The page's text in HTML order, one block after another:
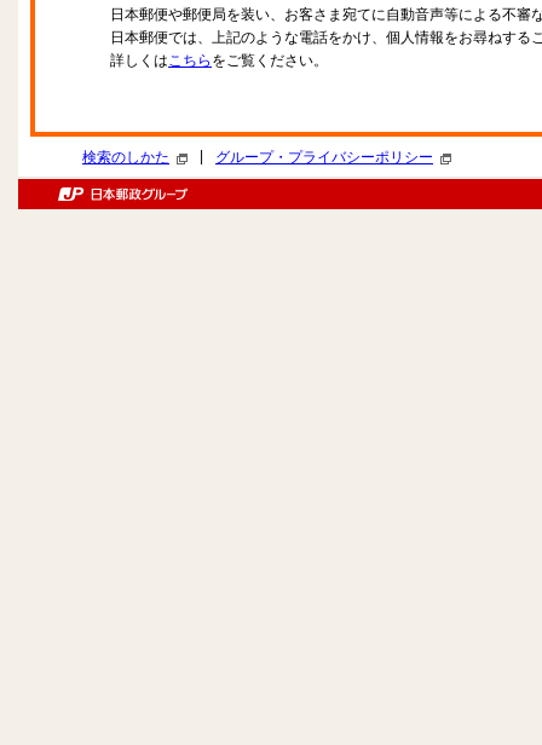
日本郵便や郵便局を装い、お客さま宛てに自動音声等による不審
日本郵便では、上記のような電話をかけ、個人情報をお尋ねする
詳しくはこちら をご覧ください。
検索のしかた グループ・プライバシーポリシー